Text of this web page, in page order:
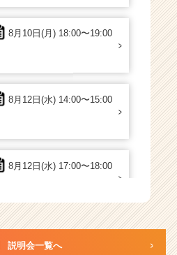
8月10日(月) 18:00〜19:00
8月12日(水) 14:00〜15:00
8月12日(水) 17:00〜18:00
8月13日(木)12:00〜13:00
説明会一覧へ